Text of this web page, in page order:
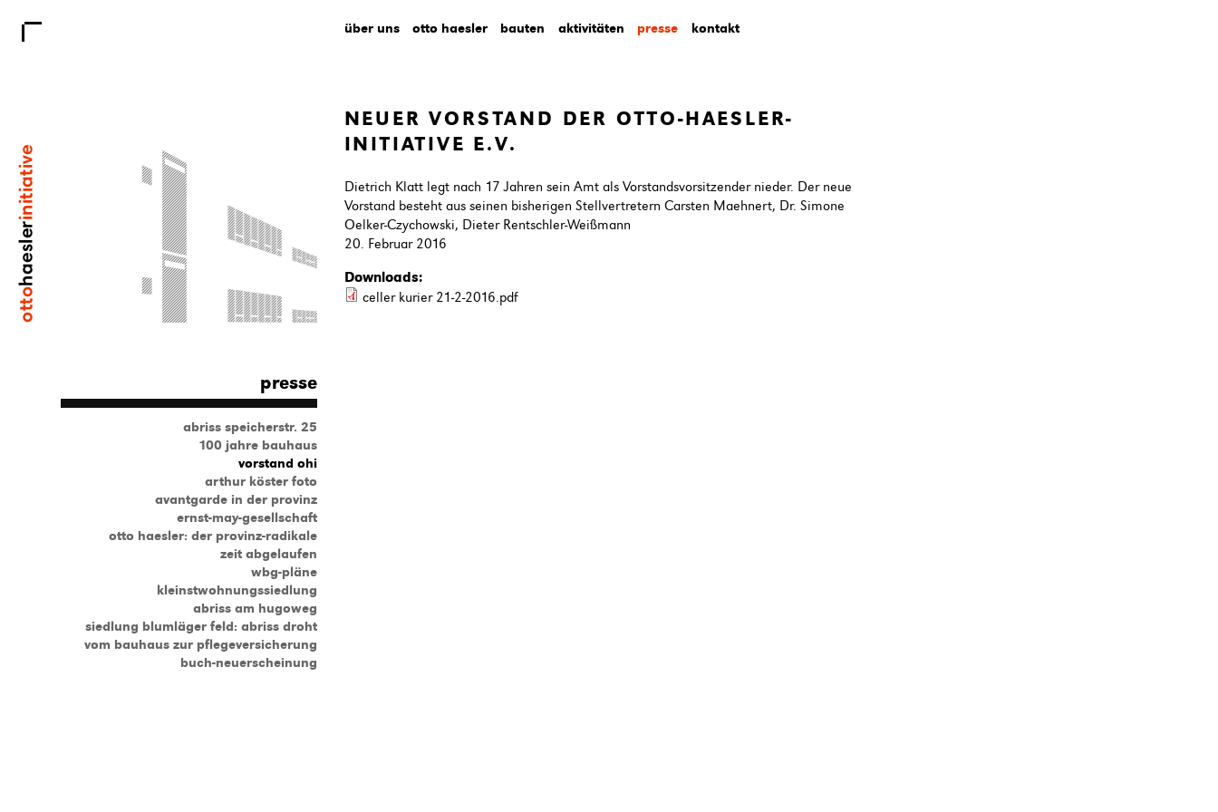
presse
abriss speicherstr. 25
100 jahre bauhaus
vorstand ohi
arthur köster foto
avantgarde in der provinz
ernst-may-gesellschaft
otto haesler: der provinz-radikale
zeit abgelaufen
wbg-pläne
kleinstwohnungssiedlung
abriss am hugoweg
siedlung blumläger feld: abriss droht
vom bauhaus zur pflegeversicherung
buch-neuerscheinung
über uns otto haesler bauten aktivitäten presse kontakt
NEUER VORSTAND DER OTTO-HAESLER-
INITIATIVE E.V.
Dietrich Klatt legt nach 17 Jahren sein Amt als Vorstandsvorsitzender nieder. Der neue
Vorstand besteht aus seinen bisherigen Stellvertretern Carsten Maehnert, Dr. Simone
Oelker-Czychowski, Dieter Rentschler-Weißmann
20. Februar 2016
Downloads:
celler kurier 21-2-2016.pdf